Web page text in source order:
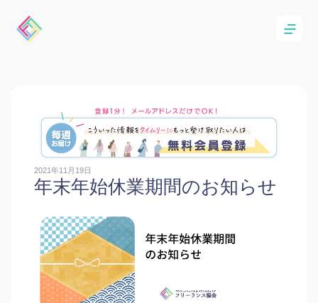
2021年11月19日
年末年始休業期間のお知らせ